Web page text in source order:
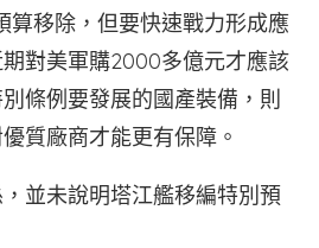
算移除，但要快速戰力形成應
對美軍購2000多億元才應該
條例要發展的國產裝備，則
質廠商才能更有保障。
並未說明塔江艦移編特別預